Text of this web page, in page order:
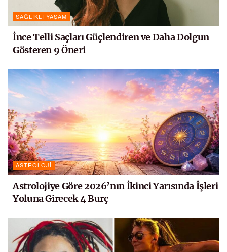
SAĞLIKLI YAŞAM
İnce Telli Saçları Güçlendiren ve Daha Dolgun
Gösteren 9 Öneri
ASTROLOJI
Astrolojiye Göre 2026’nın İkinci Yarısında İşleri
Yoluna Girecek 4 Burç